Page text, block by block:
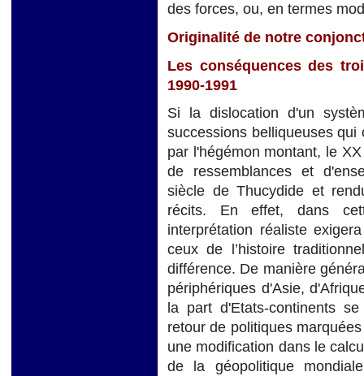
des forces, ou, en termes
Originalité de notre
Les conséquences des
1990-1991
Si la dislocation d'un
successions belliqueuses
par l'hégémon montant, le
de ressemblances et
siècle de Thucydide et
récits. En effet, dans
interprétation réaliste
ceux de l’histoire
différence. De manière
périphériques d'Asie,
la part d'Etats-continents
retour de politiques
une modification dans le
de la géopolitique